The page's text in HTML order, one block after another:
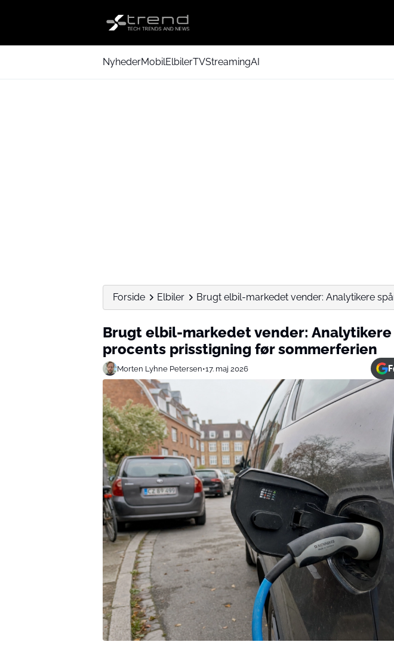
NyhederMobilElbilerTVStreamingAI
Forside Elbiler Brugt elbil-markedet vender: Analytikere
Brugt elbil-markedet vender: Analytikere
procents prisstigning før sommerferien
Morten Lyhne Petersen•17. maj 2026